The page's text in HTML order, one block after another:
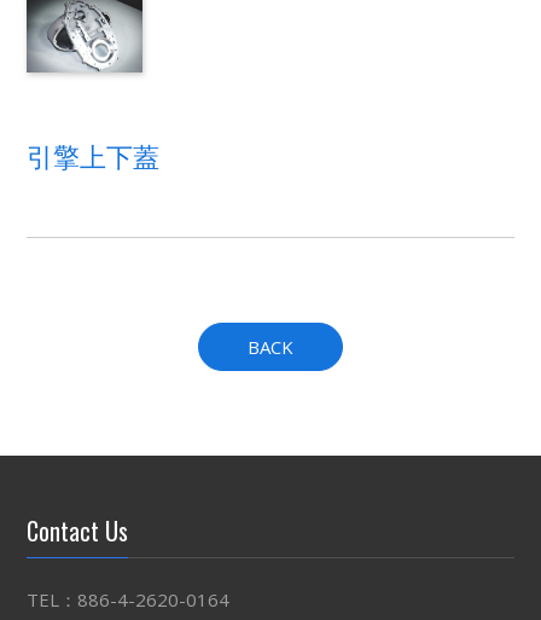
引擎上下蓋
BACK
Contact Us
TEL：886-4-2620-0164